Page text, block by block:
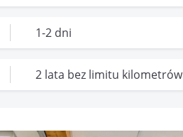
1-2 dni
2 lata bez limitu kilometrów